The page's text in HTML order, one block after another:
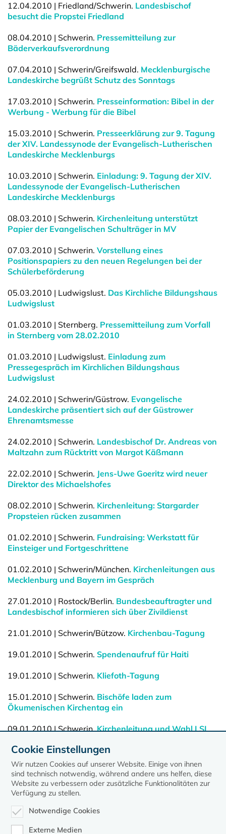
12.04.2010 | Friedland/Schwerin. Landesbischof
besucht die Propstei Friedland
08.04.2010 | Schwerin. Pressemitteilung zur
Bäderverkaufsverordnung
07.04.2010 | Schwerin/Greifswald. Mecklenburgische
Landeskirche begrüßt Schutz des Sonntags
17.03.2010 | Schwerin. Presseinformation: Bibel in der
Werbung - Werbung für die Bibel
15.03.2010 | Schwerin. Presseerklärung zur 9. Tagung
der XIV. Landessynode der Evangelisch-Lutherischen
Landeskirche Mecklenburgs
10.03.2010 | Schwerin. Einladung: 9. Tagung der XIV.
Landessynode der Evangelisch-Lutherischen
Landeskirche Mecklenburgs
08.03.2010 | Schwerin. Kirchenleitung unterstützt
Papier der Evangelischen Schulträger in MV
07.03.2010 | Schwerin. Vorstellung eines
Positionspapiers zu den neuen Regelungen bei der
Schülerbeförderung
05.03.2010 | Ludwigslust. Das Kirchliche Bildungshaus
Ludwigslust
01.03.2010 | Sternberg. Pressemitteilung zum Vorfall
in Sternberg vom 28.02.2010
01.03.2010 | Ludwigslust. Einladung zum
Pressegespräch im Kirchlichen Bildungshaus
Ludwigslust
24.02.2010 | Schwerin/Güstrow. Evangelische
Landeskirche präsentiert sich auf der Güstrower
Ehrenamtsmesse
24.02.2010 | Schwerin. Landesbischof Dr. Andreas von
Maltzahn zum Rücktritt von Margot Käßmann
22.02.2010 | Schwerin. Jens-Uwe Goeritz wird neuer
Direktor des Michaelshofes
08.02.2010 | Schwerin. Kirchenleitung: Stargarder
Propsteien rücken zusammen
01.02.2010 | Schwerin. Fundraising: Werkstatt für
Einsteiger und Fortgeschrittene
01.02.2010 | Schwerin/München. Kirchenleitungen aus
Mecklenburg und Bayern im Gespräch
27.01.2010 | Rostock/Berlin. Bundesbeauftragter und
Landesbischof informieren sich über Zivildienst
21.01.2010 | Schwerin/Bützow. Kirchenbau-Tagung
19.01.2010 | Schwerin. Spendenaufruf für Haiti
19.01.2010 | Schwerin. Kliefoth-Tagung
15.01.2010 | Schwerin. Bischöfe laden zum
Ökumenischen Kirchentag ein
09.01.2010 | Schwerin.Kirchenleitung und Wahl LSI
06.01.2010 | Schwerin.Kleine Sternsinger zu Gast im
Oberkirchenrat
Cookie Einstellungen
Wir nutzen Cookies auf unserer Website. Einige von ihnen
sind technisch notwendig, während andere uns helfen, diese
Website zu verbessern oder zusätzliche Funktionalitäten zur
Verfügung zu stellen.
Notwendige Cookies
Externe Medien